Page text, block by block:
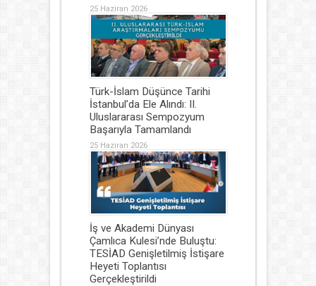
25 Haziran 2026
Türk-İslam Düşünce Tarihi
İstanbul’da Ele Alındı: II.
Uluslararası Sempozyum
Başarıyla Tamamlandı
25 Haziran 2026
İş ve Akademi Dünyası
Çamlıca Kulesi’nde Buluştu:
TESİAD Genişletilmiş İstişare
Heyeti Toplantısı
Gerçekleştirildi